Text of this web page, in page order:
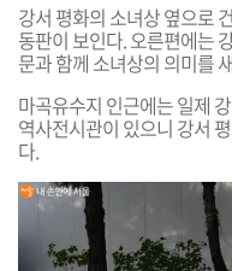
강서 평화의 소녀상 옆으로
동판이 보인다. 오른편에는
문과 함께 소녀상의 의미를
마곡유수지 인근에는 일제
역사전시관이 있으니 강서
다.